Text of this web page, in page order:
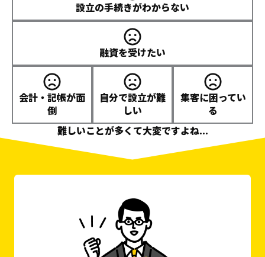
設立の手続きがわからない
融資を受けたい
会計・記帳が面
倒
自分で設立が難
しい
集客に困ってい
る
難しいことが多くて大変ですよね...